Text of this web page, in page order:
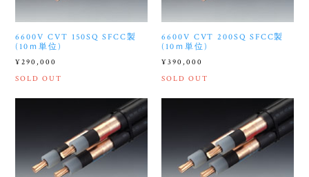
6600V CVT 150SQ SFCC製
(10ｍ単位)
¥290,000
SOLD OUT
6600V CVT 200SQ SFCC製
(10ｍ単位)
¥390,000
SOLD OUT